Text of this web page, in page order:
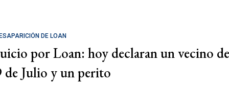
DE LOAN
por Loan: hoy declaran un vecino de
de Julio y un perito